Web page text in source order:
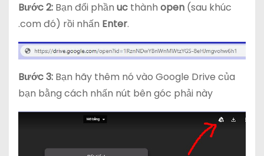
Bước 2: Bạn đổi phần uc thành open (sau khúc
.com đó) rồi nhấn Enter.
Bước 3: Bạn hãy thêm nó vào Google Drive của
bạn bằng cách nhấn nút bên góc phải này